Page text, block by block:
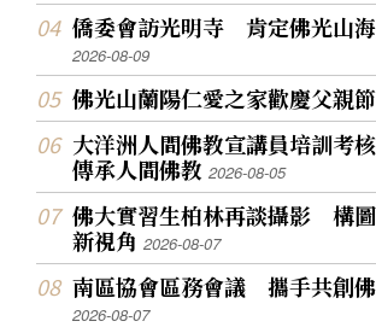
僑委會訪光明寺 肯定佛光山
2026-08-09
佛光山蘭陽仁愛之家歡慶父親
大洋洲人間佛教宣講員培訓考
傳承人間佛教2026-08-05
佛大實習生柏林再談攝影 構
新視角2026-08-07
南區協會區務會議 攜手共創
2026-08-07